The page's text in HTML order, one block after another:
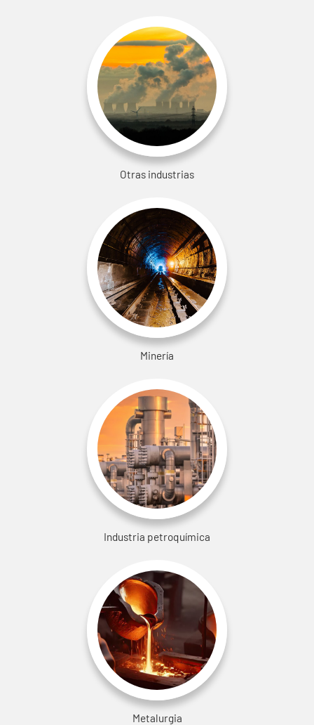
Otras industrias
Minería
Industria petroquímica
Metalurgia